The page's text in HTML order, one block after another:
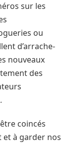
sur les
ou
d’arrache-
nouveaux
des
coincés
et à garder nos